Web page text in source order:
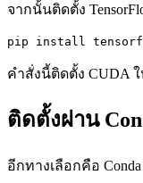
จากนั้นติดตั้ง
pip install
คำสั่งนี้ติดตั้ง CUDA
ติดตั้งผ่าน
อีกทางเลือกคือ